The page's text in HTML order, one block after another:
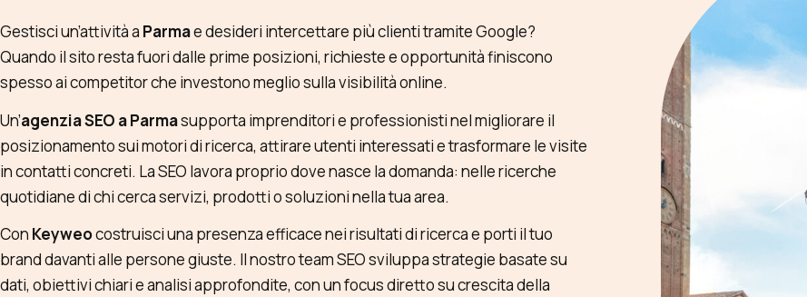
Gestisci un’attività a Parmae desideri intercettare più clienti tramite Google?
Quando il sito resta fuori dalle prime posizioni, richieste e opportunità finiscono
spesso ai competitor che investono meglio sulla visibilità online.
Un’agenzia SEO a Parmasupporta imprenditori e professionisti nel migliorare il
posizionamento sui motori di ricerca, attirare utenti interessati e trasformare le visite
in contatti concreti. La SEO lavora proprio dove nasce la domanda: nelle ricerche
quotidiane di chi cerca servizi, prodotti o soluzioni nella tua area.
Con Keyweocostruisci una presenza efficace nei risultati di ricerca e porti il tuo
brand davanti alle persone giuste. Il nostro team SEO sviluppa strategie basate su
dati, obiettivi chiari e analisi approfondite, con un focus diretto su crescita della